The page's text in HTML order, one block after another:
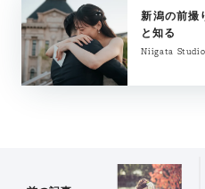
新潟の前撮
と知る
Niigata Studio